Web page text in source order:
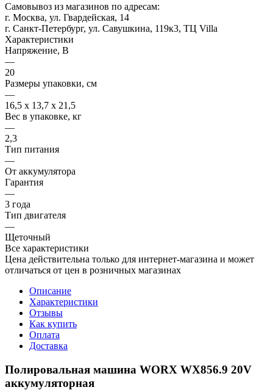
Самовывоз из магазинов по адресам:
г. Москва, ул. Гвардейская, 14
г. Санкт-Петербург, ул. Савушкина, 119к3, ТЦ Villa
Характеристики
Напряжение, В
—
20
Размеры упаковки, см
—
16,5 х 13,7 х 21,5
Вес в упаковке, кг
—
2,3
Тип питания
—
От аккумулятора
Гарантия
—
3 года
Тип двигателя
—
Щеточный
Все характеристики
Цена действительна только для интернет-магазина и может
отличаться от цен в розничных магазинах
Описание
Характеристики
Отзывы
Как купить
Оплата
Доставка
Полировальная машина WORX WX856.9 20V
аккумуляторная